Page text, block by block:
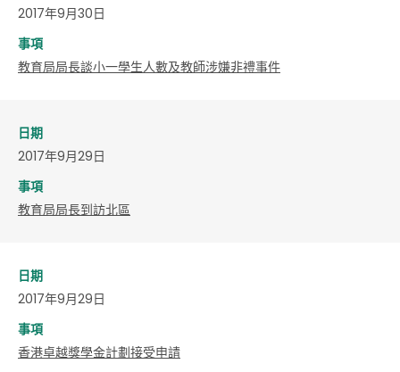
2017年9月30日
事項
教育局局長談小一學生人數及教師涉嫌非禮事件
日期
2017年9月29日
事項
教育局局長到訪北區
日期
2017年9月29日
事項
香港卓越獎學金計劃接受申請